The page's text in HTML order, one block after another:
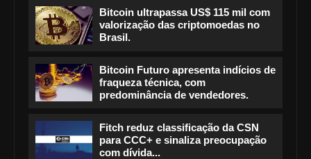
Bitcoin ultrapassa US$ 115 mil com
valorização das criptomoedas no
Brasil.
Bitcoin Futuro apresenta indícios de
fraqueza técnica, com
predominância de vendedores.
Fitch reduz classificação da CSN
para CCC+ e sinaliza preocupação
com dívida...